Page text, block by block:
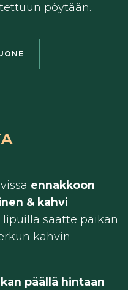
pöytään.
ennakkoon
& kahvi
lipuilla saatte paikan
kahvin
päällä hintaan